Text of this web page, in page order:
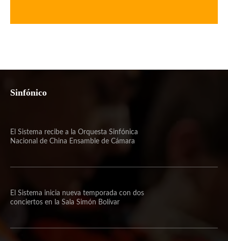
Sinfónico
El Sistema recibe a la Orquesta Sinfónica
Nacional de China Ensamble de Cámara
El Sistema inicia nueva temporada con dos
conciertos en la Sala Simón Bolívar